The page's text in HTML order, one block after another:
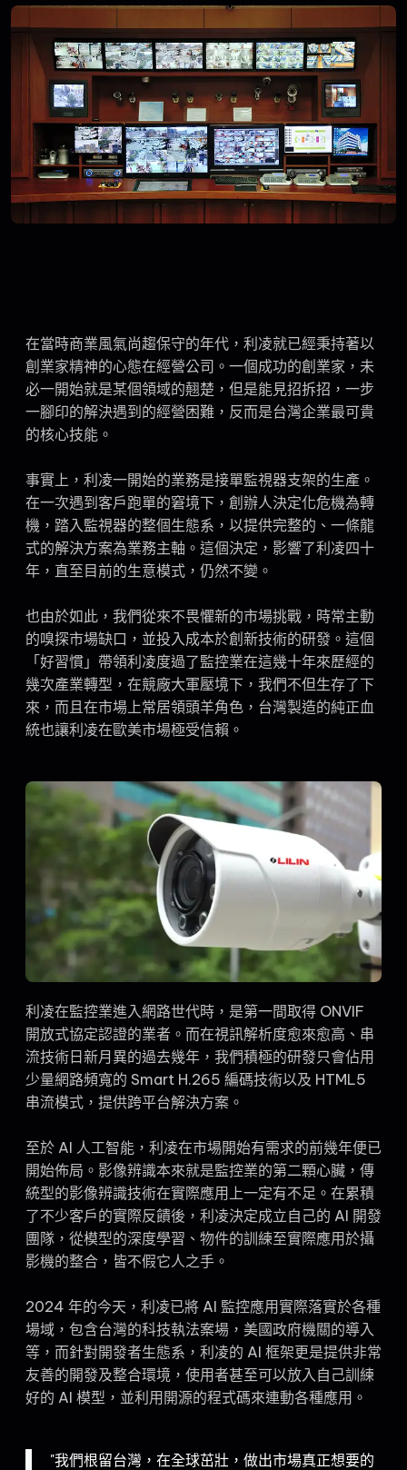
在當時商業風氣尚趨保守的年代，利凌就已經秉持著以
創業家精神的心態在經營公司。一個成功的創業家，未
必一開始就是某個領域的翹楚，但是能見招拆招，一步
一腳印的解決遇到的經營困難，反而是台灣企業最可貴
的核心技能。
事實上，利凌一開始的業務是接單監視器支架的生產。
在一次遇到客戶跑單的窘境下，創辦人決定化危機為轉
機，踏入監視器的整個生態系，以提供完整的、一條龍
式的解決方案為業務主軸。這個決定，影響了利凌四十
年，直至目前的生意模式，仍然不變。
也由於如此，我們從來不畏懼新的市場挑戰，時常主動
的嗅探市場缺口，並投入成本於創新技術的研發。這個
「好習慣」帶領利凌度過了監控業在這幾十年來歷經的
幾次產業轉型，在競廠大軍壓境下，我們不但生存了下
來，而且在市場上常居領頭羊角色，台灣製造的純正血
統也讓利凌在歐美市場極受信賴。
利凌在監控業進入網路世代時，是第一間取得 ONVIF
開放式協定認證的業者。而在視訊解析度愈來愈高、串
流技術日新月異的過去幾年，我們積極的研發只會佔用
少量網路頻寬的 Smart H.265 編碼技術以及 HTML5
串流模式，提供跨平台解決方案。
至於 AI 人工智能，利凌在市場開始有需求的前幾年便已
開始佈局。影像辨識本來就是監控業的第二顆心臟，傳
統型的影像辨識技術在實際應用上一定有不足。在累積
了不少客戶的實際反饋後，利凌決定成立自己的 AI 開發
團隊，從模型的深度學習、物件的訓練至實際應用於攝
影機的整合，皆不假它人之手。
2024 年的今天，利凌已將 AI 監控應用實際落實於各種
場域，包含台灣的科技執法案場，美國政府機關的導入
等，而針對開發者生態系，利凌的 AI 框架更是提供非常
友善的開發及整合環境，使用者甚至可以放入自己訓練
好的 AI 模型，並利用開源的程式碼來連動各種應用。
"我們根留台灣，在全球茁壯，做出市場真正想要的